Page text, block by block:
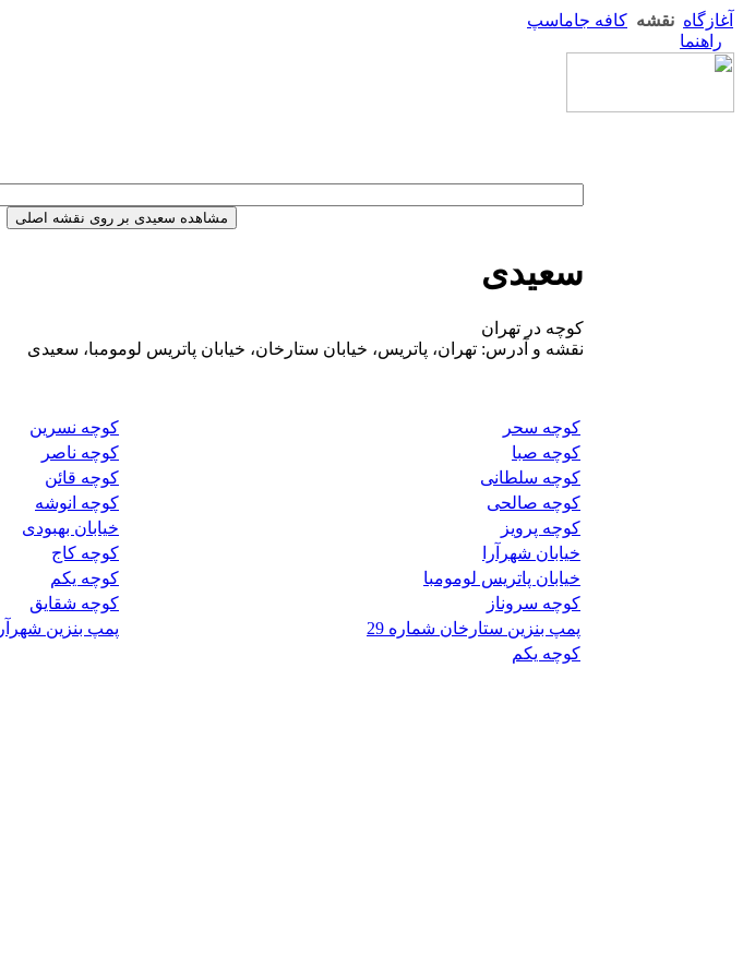
آغازگاه نقشه کافه جاماسپ
راهنما
سعیدی
کوچه در تهران
نقشه و آدرس: تهران، پاتریس، خیابان ستارخان، خیابان پاتریس لومومبا، سعیدی
کوچه سحر
کوچه نسرین
کوچه صبا
کوچه ناصر
کوچه سلطانی
کوچه قائن
کوچه صالحی
کوچه انوشه
کوچه پرویز
خیابان بهبودی
خیابان شهرآرا
کوچه کاج
خیابان پاتریس لومومبا
کوچه یکم
کوچه سروناز
کوچه شقایق
پمپ بنزین ستارخان شماره 29
پمپ بنزین شهرآرا
کوچه یکم